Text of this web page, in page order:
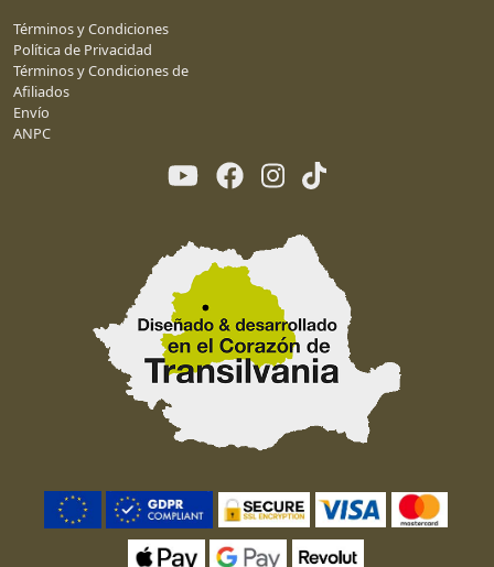
Términos y Condiciones
Política de Privacidad
Términos y Condiciones de
Afiliados
Envío
ANPC